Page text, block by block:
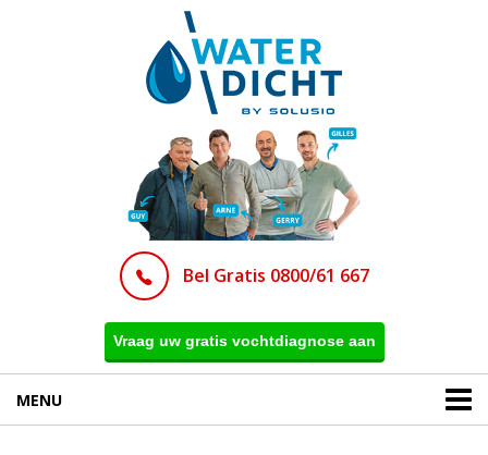
Bel Gratis 0800/61 667
Vraag uw gratis vochtdiagnose aan
MENU